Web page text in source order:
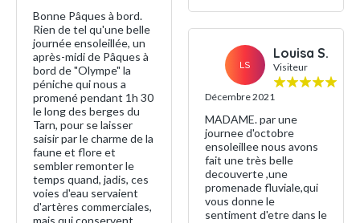
Bonne Pâques à bord.
Rien de tel qu'une belle
journée ensoleillée, un
après-midi de Pâques à
bord de "Olympe" la
péniche qui nous a
promené pendant 1h 30
le long des berges du
Tarn, pour se laisser
saisir par le charme de la
faune et flore et
sembler remonter le
temps quand, jadis, ces
voies d'eau servaient
d'artères commerciales,
mais qui conservent
LS
Louisa S.
Visiteur
Décembre 2021
MADAME. par une
journee d'octobre
ensoleillee nous avons
fait une très belle
decouverte ,une
promenade fluviale,qui
vous donne le
sentiment d'etre dans le